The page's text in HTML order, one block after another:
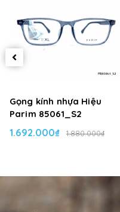
Gọng kính nhựa Hiệu
Parim 85061_S2
1.692.000₫ 1.880.000₫